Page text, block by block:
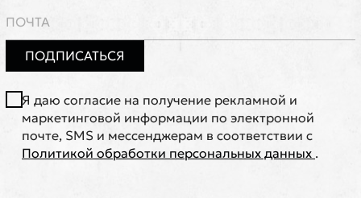
ПОДПИСАТЬСЯ
Я даю согласие на получение рекламной и
маркетинговой информации по электронной
почте, SMS и мессенджерам в соответствии с
Политикой обработки персональных данных .